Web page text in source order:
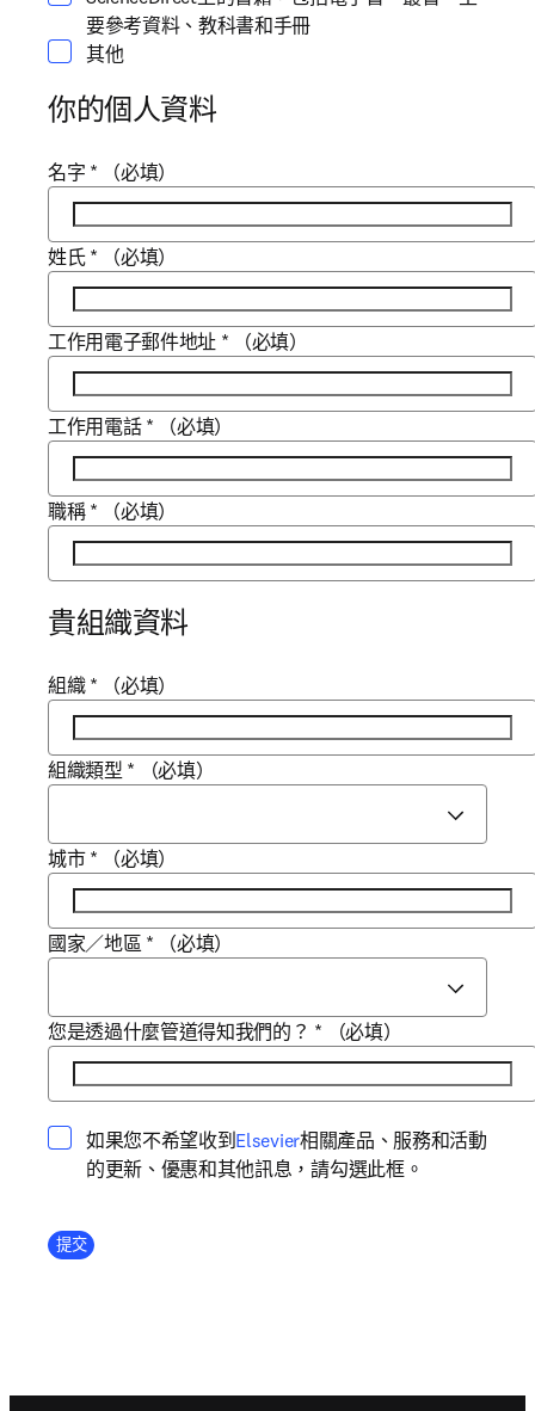
要參考資料、教科書和手冊
其他
你的個人資料
名字 * （必填）
姓氏 * （必填）
工作用電子郵件地址 * （必填）
工作用電話 * （必填）
職稱 * （必填）
貴組織資料
組織 * （必填）
組織類型 * （必填）
城市 * （必填）
國家／地區 * （必填）
您是透過什麼管道得知我們的？ * （必填）
如果您不希望收到 Elsevieropens in new tab/window
相關產品、服務和活動
的更新、優惠和其他訊息，請勾選此框。
Company Division
提交